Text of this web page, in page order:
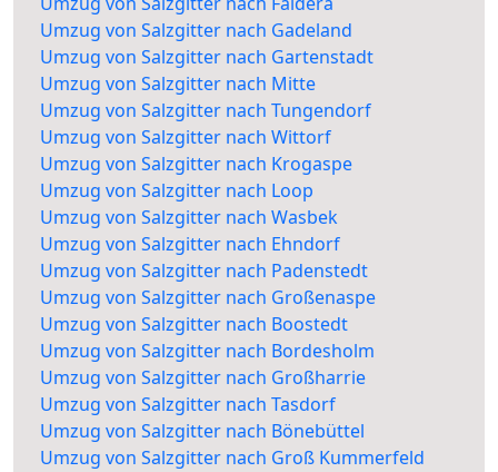
Umzug von Salzgitter nach Gadeland
Umzug von Salzgitter nach Gartenstadt
Umzug von Salzgitter nach Mitte
Umzug von Salzgitter nach Tungendorf
Umzug von Salzgitter nach Wittorf
Umzug von Salzgitter nach Krogaspe
Umzug von Salzgitter nach Loop
Umzug von Salzgitter nach Wasbek
Umzug von Salzgitter nach Ehndorf
Umzug von Salzgitter nach Padenstedt
Umzug von Salzgitter nach Großenaspe
Umzug von Salzgitter nach Boostedt
Umzug von Salzgitter nach Bordesholm
Umzug von Salzgitter nach Großharrie
Umzug von Salzgitter nach Tasdorf
Umzug von Salzgitter nach Bönebüttel
Umzug von Salzgitter nach Groß Kummerfeld